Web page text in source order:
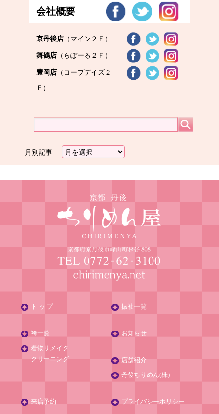
会社概要
京丹後店 （マイン２Ｆ）
舞鶴店 （らぽーる２Ｆ）
豊岡店 （コープデイズ２
Ｆ）
月別記事
ト ッ プ 振袖一覧
袴一覧
着物リメイク
クリーニング
お知らせ
店舗紹介
丹後ちりめん(株)
来店予約 プライバシーポリシー